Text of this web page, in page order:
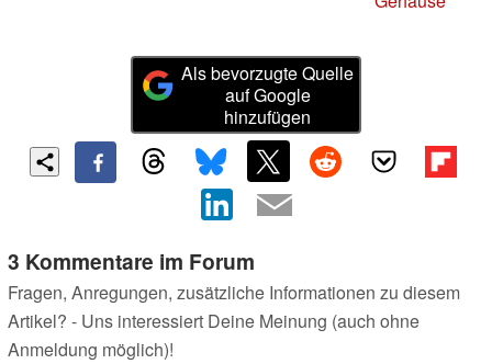
Als bevorzugte Quelle
auf Google
hinzufügen
3 Kommentare im Forum
Fragen, Anregungen, zusätzliche Informationen zu diesem
Artikel? - Uns interessiert Deine Meinung (auch ohne
Anmeldung möglich)!